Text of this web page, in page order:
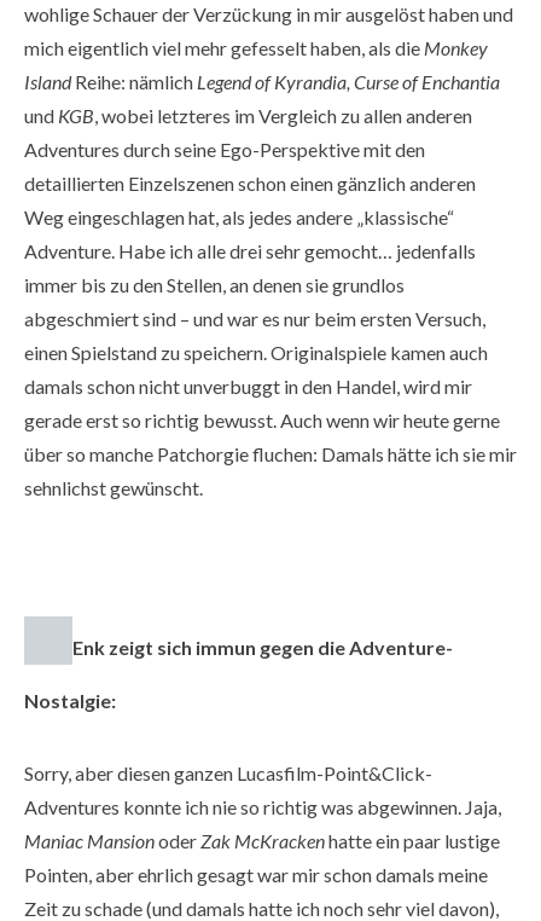
wohlige Schauer der Verzückung in mir ausgelöst haben und
mich eigentlich viel mehr gefesselt haben, als die Monkey
IslandReihe: nämlich Legend of Kyrandia, Curse of Enchantia
und KGB, wobei letzteres im Vergleich zu allen anderen
Adventures durch seine Ego-Perspektive mit den
detaillierten Einzelszenen schon einen gänzlich anderen
Weg eingeschlagen hat, als jedes andere „klassische“
Adventure. Habe ich alle drei sehr gemocht… jedenfalls
immer bis zu den Stellen, an denen sie grundlos
abgeschmiert sind – und war es nur beim ersten Versuch,
einen Spielstand zu speichern. Originalspiele kamen auch
damals schon nicht unverbuggt in den Handel, wird mir
gerade erst so richtig bewusst. Auch wenn wir heute gerne
über so manche Patchorgie fluchen: Damals hätte ich sie mir
sehnlichst gewünscht.
Enk zeigt sich immun gegen die Adventure-
Nostalgie:
Sorry, aber diesen ganzen Lucasfilm-Point&Click-
Adventures konnte ich nie so richtig was abgewinnen. Jaja,
Maniac MansionoderZak McKrackenhatte ein paar lustige
Pointen, aber ehrlich gesagt war mir schon damals meine
Zeit zu schade (und damals hatte ich noch sehr viel davon),